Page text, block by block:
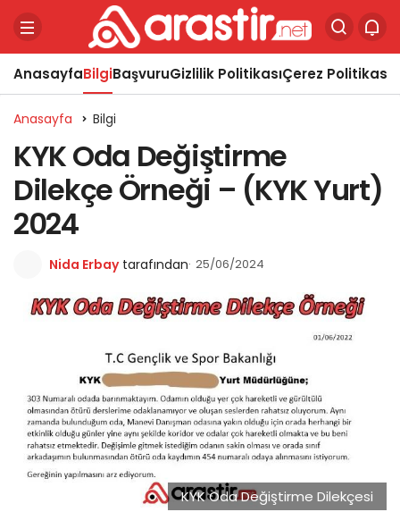
AnasayfaBilgiBaşvuruGizlilik PolitikasıÇerez Politikası
Anasayfa Bilgi
KYK Oda Değiştirme
Dilekçe Örneği – (KYK Yurt)
2024
Nida Erbay tarafından 25/06/2024
KYK Oda Değiştirme Dilekçesi